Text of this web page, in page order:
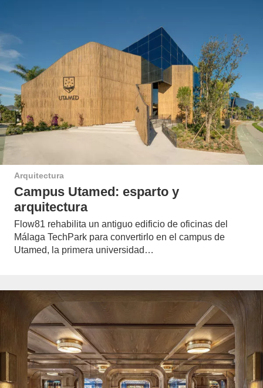
Arquitectura
Campus Utamed: esparto y
arquitectura
Flow81 rehabilita un antiguo edificio de oficinas del
Málaga TechPark para convertirlo en el campus de
Utamed, la primera universidad…